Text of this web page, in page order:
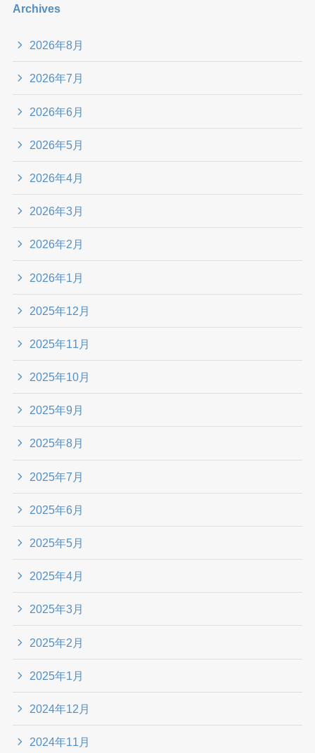
Archives
2026年8月
2026年7月
2026年6月
2026年5月
2026年4月
2026年3月
2026年2月
2026年1月
2025年12月
2025年11月
2025年10月
2025年9月
2025年8月
2025年7月
2025年6月
2025年5月
2025年4月
2025年3月
2025年2月
2025年1月
2024年12月
2024年11月